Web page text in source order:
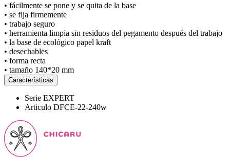
• fácilmente se pone y se quita de la base
• se fija firmemente
• trabajo seguro
• herramienta limpia sin residuos del pegamento después del trabajo
• la base de ecológico papel kraft
• desechables
• forma recta
• tamaño 140*20 mm
Características
Serie EXPERT
Articulo DFCE-22-240w